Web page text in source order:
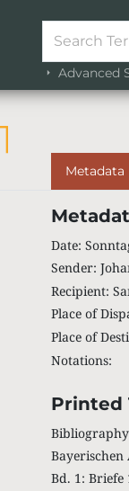
Advanced
Metadata
Date:
Sender:
Recipient:
Place of
Place of
Notations:
Printed
Bd. 1: Briefe